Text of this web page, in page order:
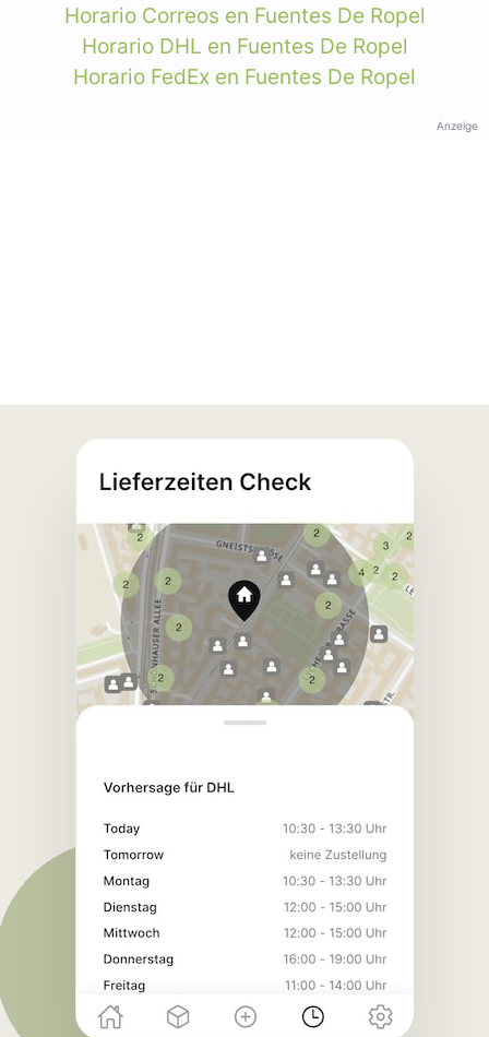
Horario Correos en Fuentes De Ropel
Horario DHL en Fuentes De Ropel
Horario FedEx en Fuentes De Ropel
Anzeige